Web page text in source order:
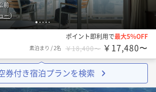
123 45
前
ー）
ポイント即利用で最大5％OFF
素泊まり /2名 ￥18,400〜 ￥17,480〜
券付き宿泊プランを検索